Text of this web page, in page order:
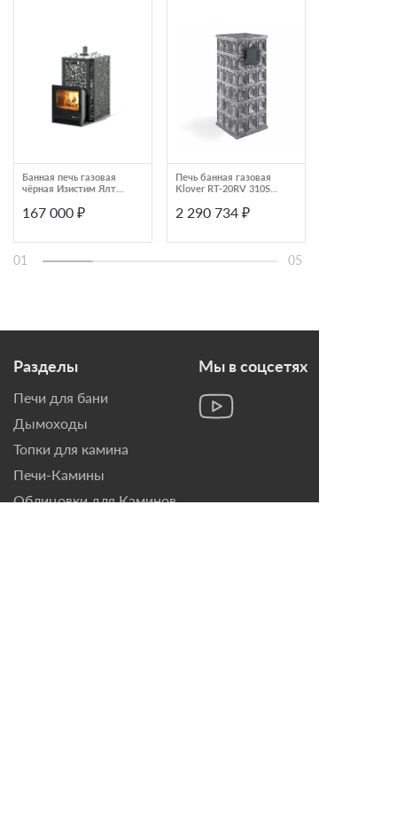
Банная печь газовая
чёрная Изистим Ялта
167 000 ₽
Печь банная газовая
Klover RT-20RV 310S
Эллипс
2 290 734 ₽
01 05
Разделы
Печи для бани
Дымоходы
Топки для камина
Печи-Камины
Облицовки для Каминов
Мы в соцсетях